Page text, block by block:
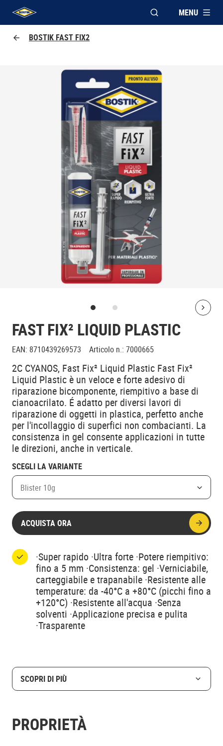
UHU logo
APRI FINESTRA
MENU
BOSTIK FAST FIX2
FAST FIX² LIQUID PLASTIC
EAN: 8710439269573 Articolo n.: 7000665
2C CYANOS, Fast Fix² Liquid Plastic Fast Fix²
Liquid Plastic è un veloce e forte adesivo di
riparazione bicomponente, riempitivo a base di
cianoacrilato. É adatto per diversi lavori di
riparazione di oggetti in plastica, perfetto anche
per l'incollaggio di superfici non combacianti. La
consistenza in gel consente applicazioni in tutte
le direzioni, anche in verticale.
SCEGLI LA VARIANTE
Blister 10g
ACQUISTA ORA
·Super rapido ·Ultra forte ·Potere riempitivo:
fino a 5 mm ·Consistenza: gel ·Verniciabile,
carteggiabile e trapanabile ·Resistente alle
temperature: da -40°C a +80°C (picchi fino a
+120°C) ·Resistente all'acqua ·Senza
solventi ·Applicazione precisa e pulita
·Trasparente
SCOPRI DI PIÙ
PROPRIETÀ